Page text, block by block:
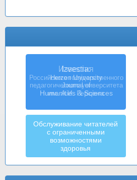
Izvestia:
Herzen University
Journal of
Humanities & Sciences
Обслуживание читателей
с ограниченными
возможностями
здоровья